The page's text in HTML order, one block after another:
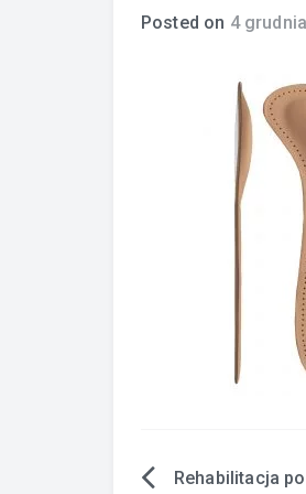
Posted on 4
Rehabilitacja